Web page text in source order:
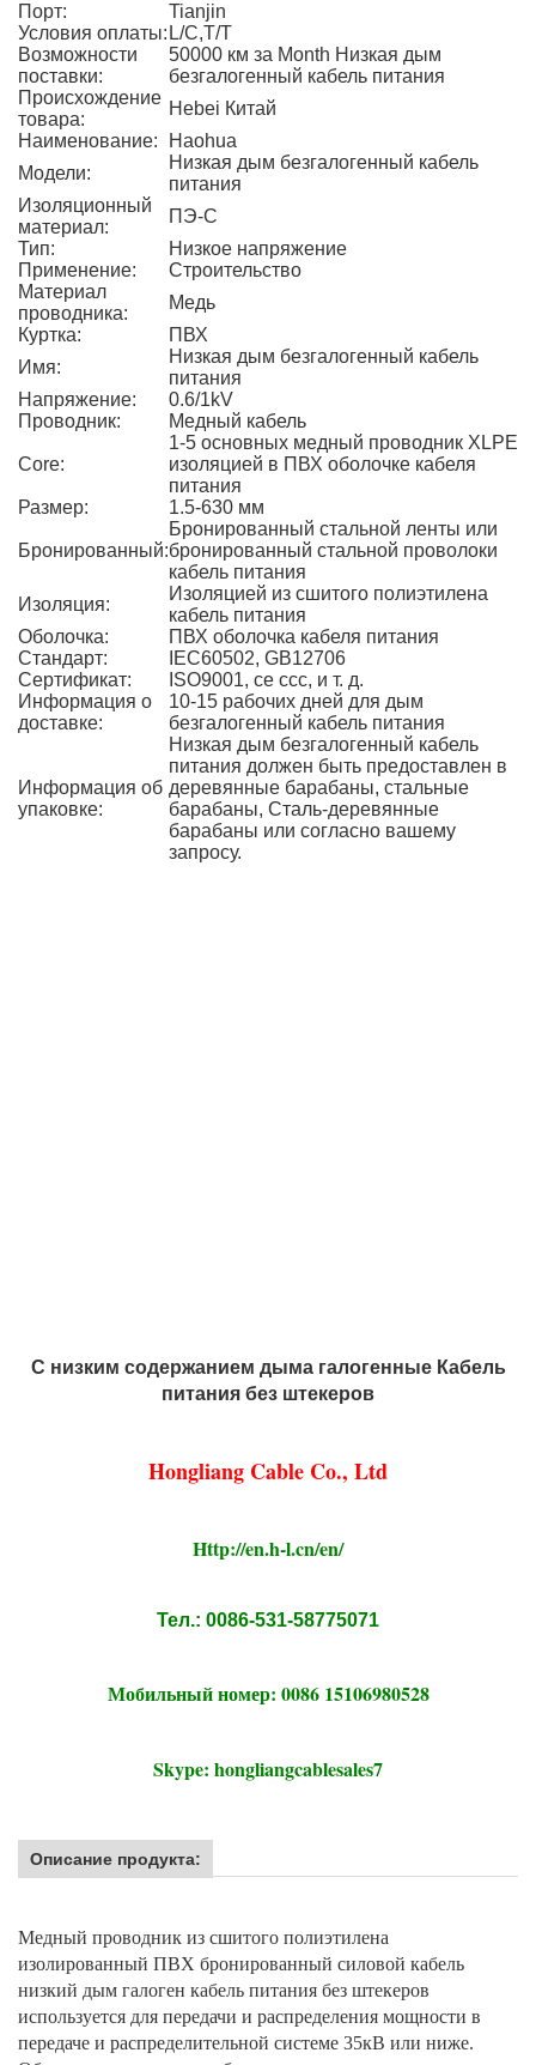
Порт:
Tianjin
Условия оплаты: L/C,T/T
Возможности
поставки:
50000 км за Month Низкая дым
безгалогенный кабель питания
Происхождение
товара:
Hebei Китай
Наименование:
Haohua
Модели:
Низкая дым безгалогенный кабель
питания
Изоляционный
материал:
ПЭ-С
Тип:
Низкое напряжение
Применение:
Строительство
Материал
проводника:
Медь
Куртка:
ПВХ
Имя:
Низкая дым безгалогенный кабель
питания
Напряжение:
0.6/1kV
Проводник:
Медный кабель
Core:
1-5 основных медный проводник XLPE
изоляцией в ПВХ оболочке кабеля
питания
Размер:
1.5-630 мм
Бронированный:
Бронированный стальной ленты или
бронированный стальной проволоки
кабель питания
Изоляция:
Изоляцией из сшитого полиэтилена
кабель питания
Оболочка:
ПВХ оболочка кабеля питания
Стандарт:
IEC60502, GB12706
Сертификат:
ISO9001, ce ccc, и т. д.
Информация о
доставке:
10-15 рабочих дней для дым
безгалогенный кабель питания
Информация об
упаковке:
Низкая дым безгалогенный кабель
питания должен быть предоставлен в
деревянные барабаны, стальные
барабаны, Сталь-деревянные
барабаны или согласно вашему
запросу.
С низким содержанием дыма галогенные Кабель
питания без штекеров
Hongliang Cable Co., Ltd
Http://en.h-l.cn/en/
Тел.: 0086-531-58775071
Мобильный номер: 0086 15106980528
Skype: hongliangcablesales7
Описание продукта:
Медный проводник из сшитого полиэтилена
изолированный ПВХ бронированный силовой кабель
низкий дым галоген кабель питания без штекеров
используется для передачи и распределения мощности в
передаче и распределительной системе 35кВ или ниже.